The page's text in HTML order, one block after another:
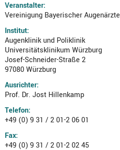
Veranstalter:
Vereinigung Bayerischer Augenärzte
Institut:
Augenklinik und Poliklinik
Universitätsklinikum Würzburg
Josef-Schneider-Straße 2
97080 Würzburg
Ausrichter:
Prof. Dr. Jost Hillenkamp
Telefon:
+49 (0) 9 31 / 2 01-2 06 01
Fax:
+49 (0) 9 31 / 2 01-2 02 45